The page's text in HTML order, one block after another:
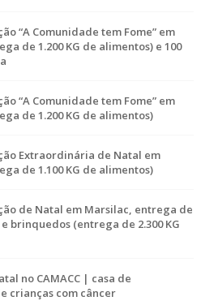
“A Comunidade tem Fome” em
de 1.200 KG de alimentos) e 100
“A Comunidade tem Fome” em
de 1.200 KG de alimentos)
Extraordinária de Natal em
de 1.100 KG de alimentos)
de Natal em Marsilac, entrega de
brinquedos (entrega de 2.300 KG
no CAMACC | casa de
crianças com câncer